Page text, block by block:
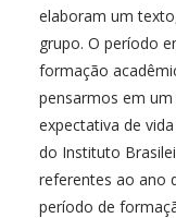
elaboram um
grupo. O período
formação
pensarmos em
expectativa de
do Instituto
referentes ao ano
período de